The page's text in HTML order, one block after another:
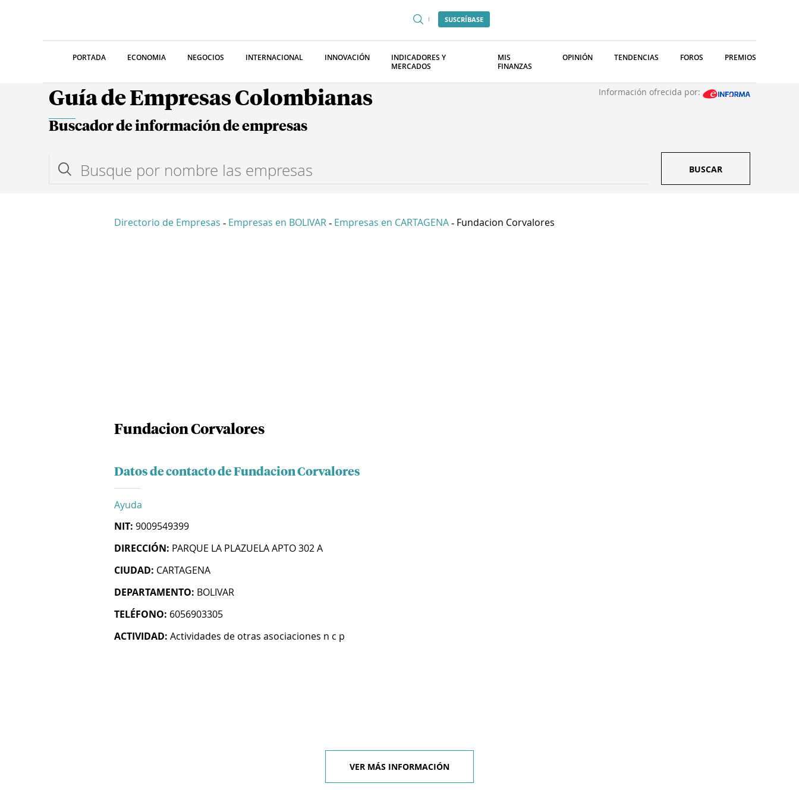
SUSCRÍBASE
PORTADA ECONOMIA NEGOCIOS INTERNACIONAL INNOVACIÓN
INDICADORES Y
MERCADOS
MIS
FINANZAS
OPINIÓN TENDENCIAS FOROS PREMIOS
Guía de Empresas Colombianas Información ofrecida por:
Buscador de información de empresas
BUSCAR
Directorio de Empresas - Empresas en BOLIVAR - Empresas en CARTAGENA - Fundacion Corvalores
Fundacion Corvalores
Datos de contacto de Fundacion Corvalores
Ayuda
NIT: 9009549399
DIRECCIÓN: PARQUE LA PLAZUELA APTO 302 A
CIUDAD: CARTAGENA
DEPARTAMENTO: BOLIVAR
TELÉFONO: 6056903305
ACTIVIDAD: Actividades de otras asociaciones n c p
VER MÁS INFORMACIÓN